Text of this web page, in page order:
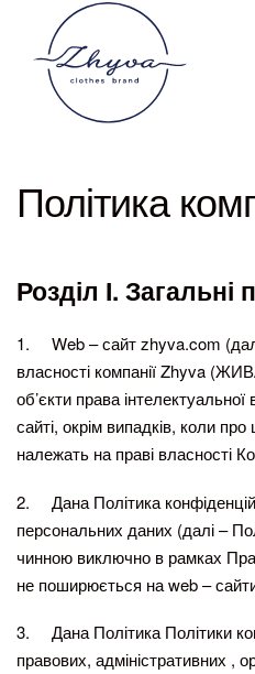
Політика
Розділ І.
1. Web – сайт zhyva.com
власності компанії Zhyva
об’єкти права інтелектуальної
сайті, окрім випадків, коли
належать на праві власності
2. Дана Політика
персональних даних (далі –
чинною виключно в рамках
не поширюється на web – сайти
3. Дана Політика Політики
правових, адміністративних ,